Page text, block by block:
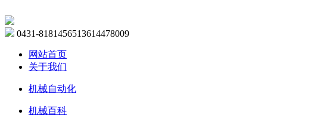
0431-8181456513614478009
网站首页
关于我们
机械自动化
机械百科